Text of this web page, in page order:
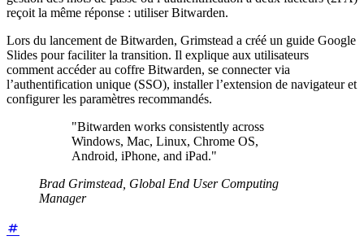
reçoit la même réponse : utiliser Bitwarden.
Lors du lancement de Bitwarden, Grimstead a créé un guide Google
Slides pour faciliter la transition. Il explique aux utilisateurs
comment accéder au coffre Bitwarden, se connecter via
l’authentification unique (SSO), installer l’extension de navigateur et
configurer les paramètres recommandés.
"Bitwarden works consistently across
Windows, Mac, Linux, Chrome OS,
Android, iPhone, and iPad."
Brad Grimstead, Global End User Computing
Manager